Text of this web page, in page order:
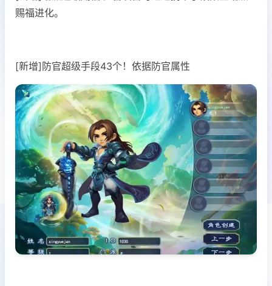
赐福进化。
[新增]防官超级手段43个！依据防官属性